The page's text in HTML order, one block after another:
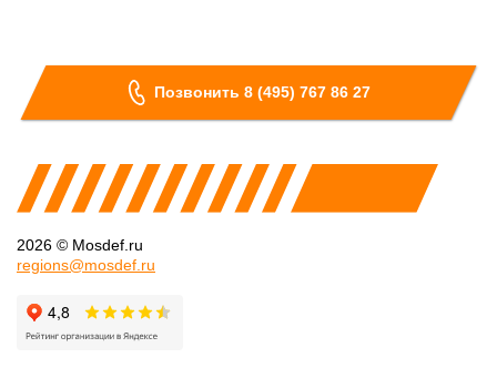
Позвонить 8 (495) 767 86 27
2026 © Mosdef.ru
regions@mosdef.ru